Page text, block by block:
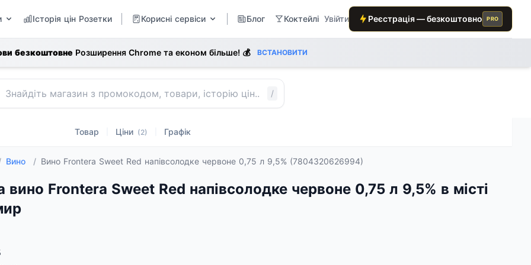
Історія цін Розетки Корисні сервіси Блог Коктейлі Увійти Реєстрація — безкоштовно PRO
безкоштовне Розширення Chrome та економ більше! 💰 ВСТАНОВИТИ
/
Товар Ціни (2) Графік
Вино / Вино Frontera Sweet Red напівсолодке червоне 0,75 л 9,5% (7804320626994)
вино Frontera Sweet Red напівсолодке червоне 0,75 л 9,5% в місті